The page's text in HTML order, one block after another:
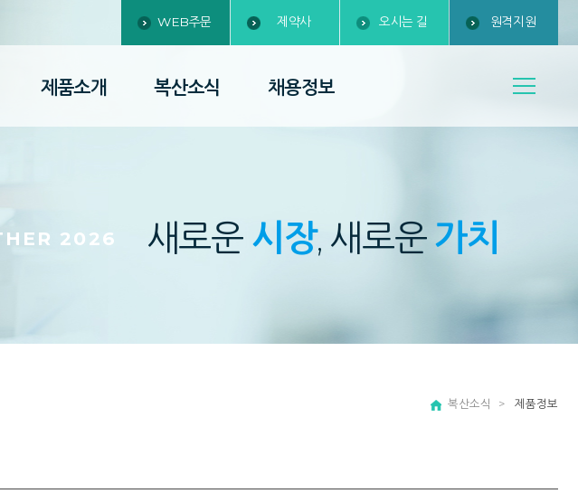
제품소개 복산소식 채용정보
WEB주문 제약사 오시는 길 원격지원
2026 새로운 시장, 새로운가치
복산소식 제품정보